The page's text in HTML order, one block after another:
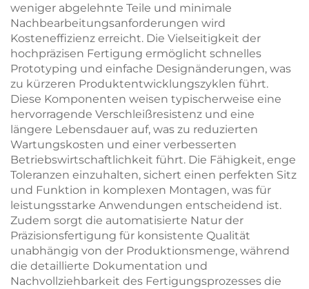
weniger abgelehnte Teile und minimale
Nachbearbeitungsanforderungen wird
Kosteneffizienz erreicht. Die Vielseitigkeit der
hochpräzisen Fertigung ermöglicht schnelles
Prototyping und einfache Designänderungen, was
zu kürzeren Produktentwicklungszyklen führt.
Diese Komponenten weisen typischerweise eine
hervorragende Verschleißresistenz und eine
längere Lebensdauer auf, was zu reduzierten
Wartungskosten und einer verbesserten
Betriebswirtschaftlichkeit führt. Die Fähigkeit, enge
Toleranzen einzuhalten, sichert einen perfekten Sitz
und Funktion in komplexen Montagen, was für
leistungsstarke Anwendungen entscheidend ist.
Zudem sorgt die automatisierte Natur der
Präzisionsfertigung für konsistente Qualität
unabhängig von der Produktionsmenge, während
die detaillierte Dokumentation und
Nachvollziehbarkeit des Fertigungsprozesses die